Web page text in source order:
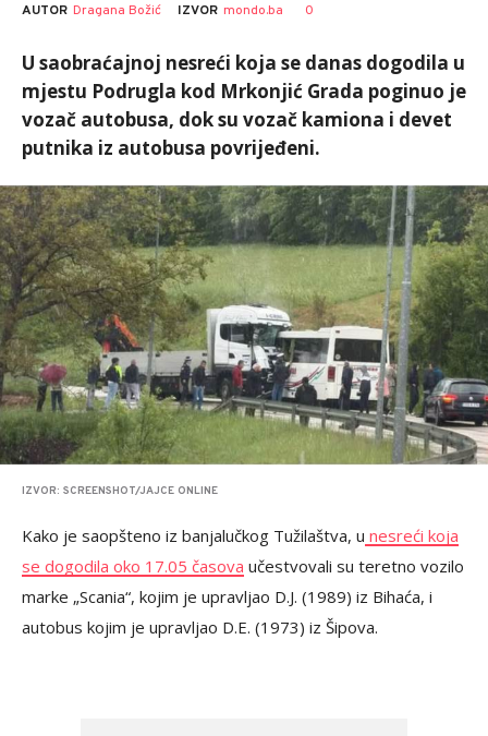
AUTOR Dragana Božić IZVOR mondo.ba 0
U saobraćajnoj nesreći koja se danas dogodila u
mjestu Podrugla kod Mrkonjić Grada poginuo je
vozač autobusa, dok su vozač kamiona i devet
putnika iz autobusa povrijeđeni.
IZVOR: SCREENSHOT/JAJCE ONLINE
Kako je saopšteno iz banjalučkog Tužilaštva, u nesreći koja
se dogodila oko 17.05 časova učestvovali su teretno vozilo
marke „Scania“, kojim je upravljao D.J. (1989) iz Bihaća, i
autobus kojim je upravljao D.E. (1973) iz Šipova.